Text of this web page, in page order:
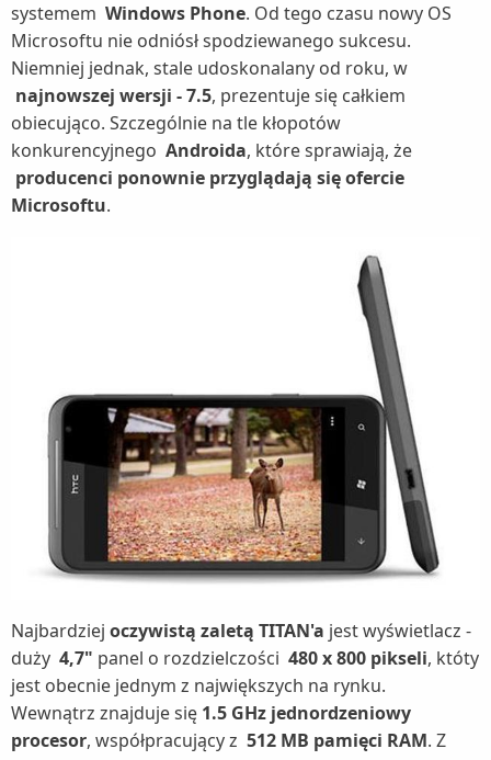
systemem Windows Phone. Od tego czasu nowy OS
Microsoftu nie odniósł spodziewanego sukcesu.
Niemniej jednak, stale udoskonalany od roku, w
najnowszej wersji - 7.5, prezentuje się całkiem
obiecująco. Szczególnie na tle kłopotów
konkurencyjnego Androida, które sprawiają, że
producenci ponownie przyglądają się ofercie
Microsoftu.
Najbardziej oczywistą zaletą TITAN'a jest wyświetlacz -
duży 4,7" panel o rozdzielczości 480 x 800 pikseli, któty
jest obecnie jednym z największych na rynku.
Wewnątrz znajduje się 1.5 GHz jednordzeniowy
procesor, współpracujący z 512 MB pamięci RAM. Z